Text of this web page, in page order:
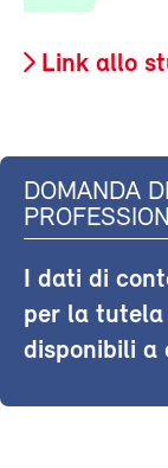
Link allo
DOMANDA
I dati di
per la tutela
disponibili a